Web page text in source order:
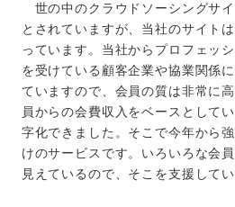
世の中のクラウドソーシングサ
とされていますが、当社のサイト
っています。当社からプロフェッ
を受けている顧客企業や協業関係
ていますので、会員の質は非常に
員からの会費収入をベースとして
字化できました。そこで今年から
けのサービスです。いろいろな会
見えているので、そこを支援して